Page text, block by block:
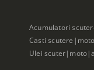
Acumulatori
Casti
Ulei